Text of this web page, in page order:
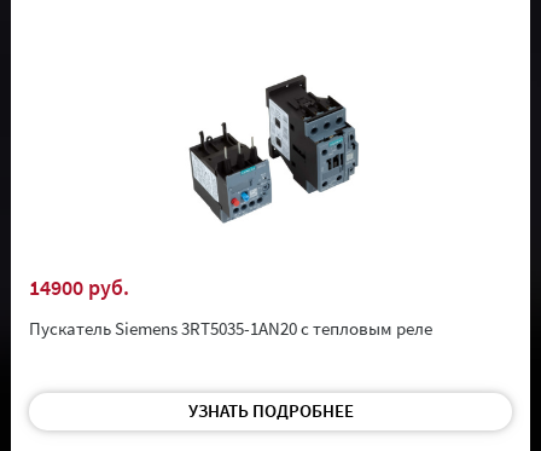
14900 руб.
Пускатель Siemens 3RT5035-1AN20 с тепловым реле
УЗНАТЬ ПОДРОБНЕЕ